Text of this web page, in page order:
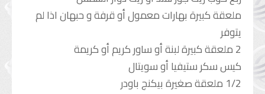
ملعقة كبيرة بهارات معمول أو قرفة و حبهان اذا لم
يتوفر
2 ملعقة كبيرة لبنة أو ساور كريم أو كريمة
كيس سكر ستيفيا أو سويتال
1/2 ملعقة صغيرة بيكنج باودر